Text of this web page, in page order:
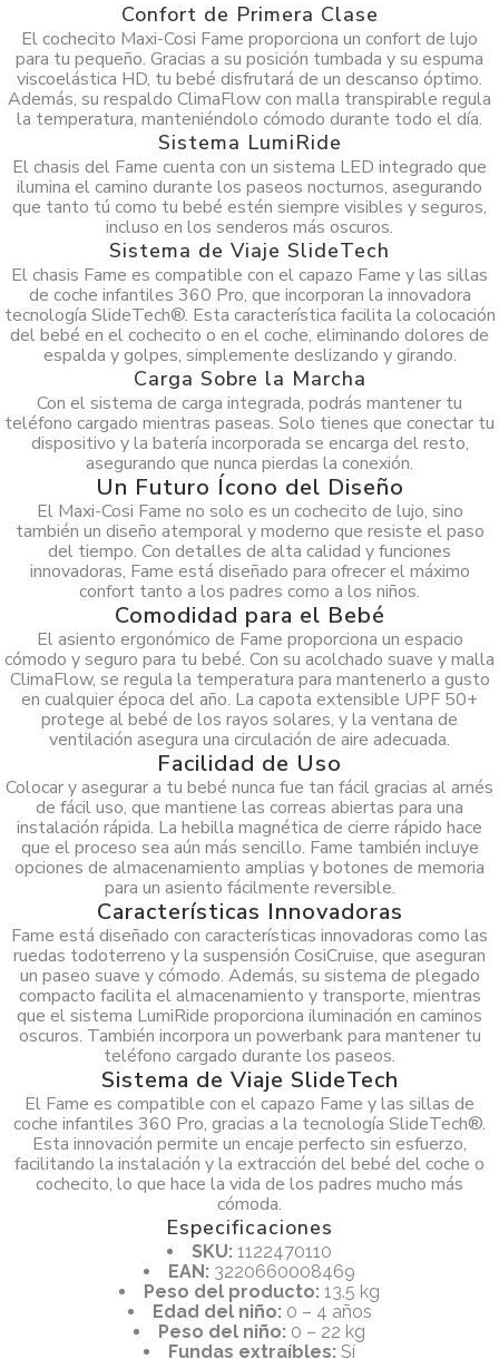
Confort de Primera Clase
El cochecito Maxi-Cosi Fame proporciona un confort de lujo
para tu pequeño. Gracias a su posición tumbada y su espuma
viscoelástica HD, tu bebé disfrutará de un descanso óptimo.
Además, su respaldo ClimaFlow con malla transpirable regula
la temperatura, manteniéndolo cómodo durante todo el día.
Sistema LumiRide
El chasis del Fame cuenta con un sistema LED integrado que
ilumina el camino durante los paseos nocturnos, asegurando
que tanto tú como tu bebé estén siempre visibles y seguros,
incluso en los senderos más oscuros.
Sistema de Viaje SlideTech
El chasis Fame es compatible con el capazo Fame y las sillas
de coche infantiles 360 Pro, que incorporan la innovadora
tecnología SlideTech®. Esta característica facilita la colocación
del bebé en el cochecito o en el coche, eliminando dolores de
espalda y golpes, simplemente deslizando y girando.
Carga Sobre la Marcha
Con el sistema de carga integrada, podrás mantener tu
teléfono cargado mientras paseas. Solo tienes que conectar tu
dispositivo y la batería incorporada se encarga del resto,
asegurando que nunca pierdas la conexión.
Un Futuro Ícono del Diseño
El Maxi-Cosi Fame no solo es un cochecito de lujo, sino
también un diseño atemporal y moderno que resiste el paso
del tiempo. Con detalles de alta calidad y funciones
innovadoras, Fame está diseñado para ofrecer el máximo
confort tanto a los padres como a los niños.
Comodidad para el Bebé
El asiento ergonómico de Fame proporciona un espacio
cómodo y seguro para tu bebé. Con su acolchado suave y malla
ClimaFlow, se regula la temperatura para mantenerlo a gusto
en cualquier época del año. La capota extensible UPF 50+
protege al bebé de los rayos solares, y la ventana de
ventilación asegura una circulación de aire adecuada.
Facilidad de Uso
Colocar y asegurar a tu bebé nunca fue tan fácil gracias al arnés
de fácil uso, que mantiene las correas abiertas para una
instalación rápida. La hebilla magnética de cierre rápido hace
que el proceso sea aún más sencillo. Fame también incluye
opciones de almacenamiento amplias y botones de memoria
para un asiento fácilmente reversible.
Características Innovadoras
Fame está diseñado con características innovadoras como las
ruedas todoterreno y la suspensión CosiCruise, que aseguran
un paseo suave y cómodo. Además, su sistema de plegado
compacto facilita el almacenamiento y transporte, mientras
que el sistema LumiRide proporciona iluminación en caminos
oscuros. También incorpora un powerbank para mantener tu
teléfono cargado durante los paseos.
Sistema de Viaje SlideTech
El Fame es compatible con el capazo Fame y las sillas de
coche infantiles 360 Pro, gracias a la tecnología SlideTech®.
Esta innovación permite un encaje perfecto sin esfuerzo,
facilitando la instalación y la extracción del bebé del coche o
cochecito, lo que hace la vida de los padres mucho más
cómoda.
Especificaciones
SKU: 1122470110
EAN: 3220660008469
Peso del producto: 13.5 kg
Edad del niño:0 – 4 años
Peso del niño: 0 – 22 kg
Fundas extraíbles: Sí